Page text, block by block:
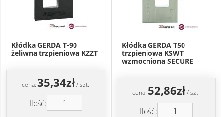
Kłódka GERDA T-90
żeliwna trzpieniowa KZZT
cena:35,34zł/ szt.
Ilość:
Kłódka GERDA T50
trzpieniowa KSWT
wzmocniona SECURE
cena: 52,86zł/ szt.
Ilość: